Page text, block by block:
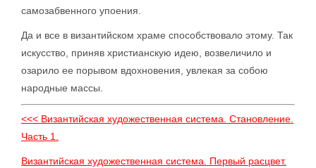
самозабвенного упоения.
Да и все в византийском храме способствовало этому. Так
искусство, приняв христианскую идею, возвеличило и
озарило ее порывом вдохновения, увлекая за собою
народные массы.
<<< Византийская художественная система. Становление.
Часть 1.
Византийская художественная система. Первый расцвет.